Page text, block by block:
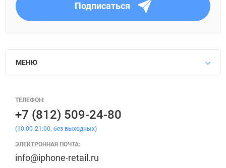
Подписаться
МЕНЮ
ТЕЛЕФОН:
+7 (812) 509-24-80
(10:00-21:00, без выходных)
ЭЛЕКТРОННАЯ ПОЧТА:
info@iphone-retail.ru